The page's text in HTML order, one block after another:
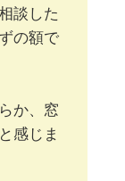
談した
の額で
か、窓
感じま